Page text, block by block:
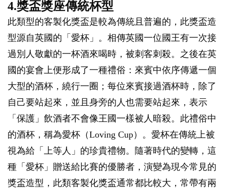
4.獎盃獎座傳統杯型
此類型的客製化獎盃是較為傳統且普遍的，此獎盃造
型源自英國的「愛杯」。相傳英國一位國王有一次接
過別人敬獻的一杯酒來喝時，被刺客刺殺。之後在英
國的宴會上便形成了一種禮俗：來賓中依序傳遞一個
大型的酒杯，繞行一圈；每位來賓接過酒杯時，除了
自己要站起來，並且身旁的人也需要站起來，表示
「保護」飲酒者不會像王國一樣被人暗殺。此禮俗中
的酒杯，稱為愛杯（Loving Cup）。愛杯在傳統上被
視為給「上等人」的珍貴禮物。隨著時代的變轉，這
種「愛杯」贈送給比賽的優勝者，演變為現今常見的
獎盃造型，此類客製化獎盃通常都比較大，常帶有兩